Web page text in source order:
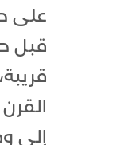
على
قبل
إلى